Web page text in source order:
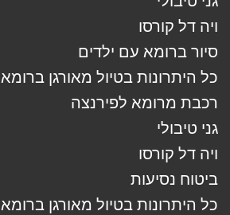
ויה דל קורסו
סיור ברומא עם ילדים
כל היתרונות בטיול מאורגן ברומא
רכבת מרומא לפירנצה
גני טיבולי
ויה דל קורסו
ביטוח נסיעות
כל היתרונות בטיול מאורגן ברומא